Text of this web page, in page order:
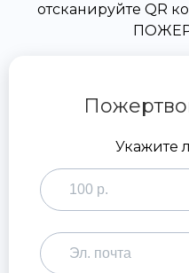
отсканируйте QR
Укажите